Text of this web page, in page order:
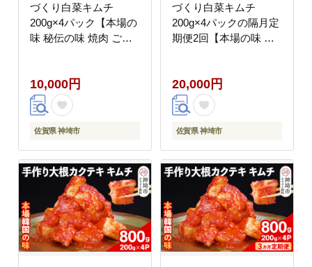
づくり白菜キムチ
200g×4パック【本場の
味 秘伝の味 焼肉 ご飯
ピリ辛】(H104102)
10,000円
佐賀県 神埼市
づくり白菜キムチ
200g×4パックの隔月定
期便2回【本場の味 秘
ャーハン 漬物 ピリ辛】
(H104107)
20,000円
佐賀県 神埼市